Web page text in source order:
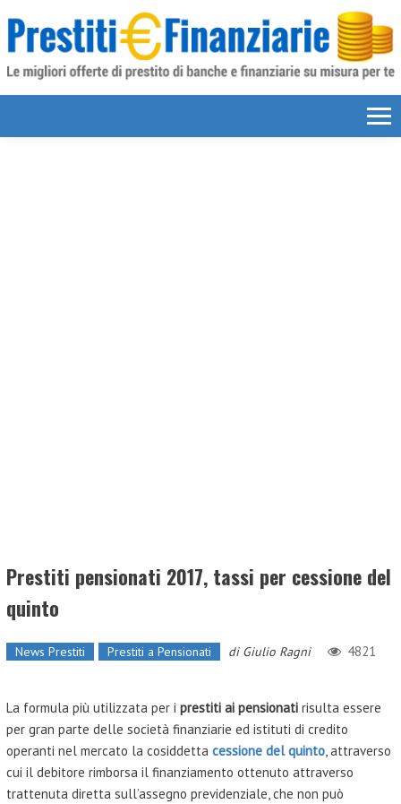
Prestiti pensionati 2017, tassi per cessione del
quinto
News Prestiti Prestiti a Pensionati di Giulio Ragni 4821
La formula più utilizzata per i prestiti ai pensionatirisulta essere
per gran parte delle società finanziarie ed istituti di credito
operanti nel mercato la cosiddetta cessione del quinto, attraverso
cui il debitore rimborsa il finanziamento ottenuto attraverso
trattenuta diretta sull’assegno previdenziale, che non può